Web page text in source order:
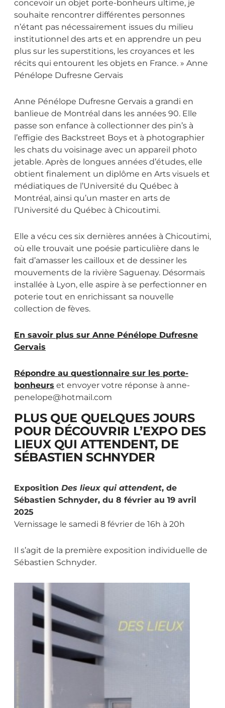
concevoir un objet porte-bonheurs ultime, je
souhaite rencontrer différentes personnes
n’étant pas nécessairement issues du milieu
institutionnel des arts et en apprendre un peu
plus sur les superstitions, les croyances et les
récits qui entourent les objets en France. » Anne
Pénélope Dufresne Gervais
Anne Pénélope Dufresne Gervais a grandi en
banlieue de Montréal dans les années 90. Elle
passe son enfance à collectionner des pin’s à
l’effigie des Backstreet Boys et à photographier
les chats du voisinage avec un appareil photo
jetable. Après de longues années d’études, elle
obtient finalement un diplôme en Arts visuels et
médiatiques de l’Université du Québec à
Montréal, ainsi qu’un master en arts de
l’Université du Québec à Chicoutimi.
Elle a vécu ces six dernières années à Chicoutimi,
où elle trouvait une poésie particulière dans le
fait d’amasser les cailloux et de dessiner les
mouvements de la rivière Saguenay. Désormais
installée à Lyon, elle aspire à se perfectionner en
poterie tout en enrichissant sa nouvelle
collection de fèves.
En savoir plus sur Anne Pénélope Dufresne
Gervais
Répondre au questionnaire sur les porte-
bonheurs et envoyer votre réponse à anne-
penelope@hotmail.com
PLUS QUE QUELQUES JOURS
POUR DÉCOUVRIR L’EXPO DES
LIEUX QUI ATTENDENT, DE
SÉBASTIEN SCHNYDER
Exposition Des lieux qui attendent, de
Sébastien Schnyder, du 8 février au 19 avril
2025
Vernissage le samedi 8 février de 16h à 20h
Il s’agit de la première exposition individuelle de
Sébastien Schnyder.